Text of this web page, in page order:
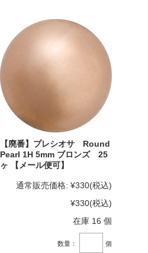
【廃番】プレシオサ Round
Pearl 1H 5mm ブロンズ 25
ヶ 【メール便可】
通常販売価格: ¥330(税込)
¥330(税込)
在庫 16 個
数量： 個